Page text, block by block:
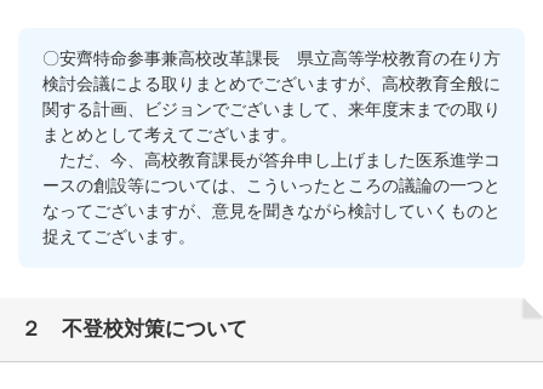
〇安齊特命参事兼高校改革課長 県立高等学校教育の在り方
検討会議による取りまとめでございますが、高校教育全般に
関する計画、ビジョンでございまして、来年度末までの取り
まとめとして考えてございます。
ただ、今、高校教育課長が答弁申し上げました医系進学コ
ースの創設等については、こういったところの議論の一つと
なってございますが、意見を聞きながら検討していくものと
捉えてございます。
２ 不登校対策について